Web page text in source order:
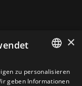
ENGLISH
×
zu personalisieren
geben Informationen